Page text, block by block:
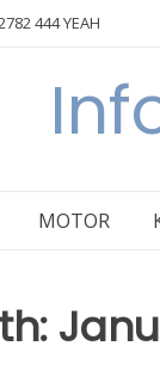
444 YEAH
MOTOR